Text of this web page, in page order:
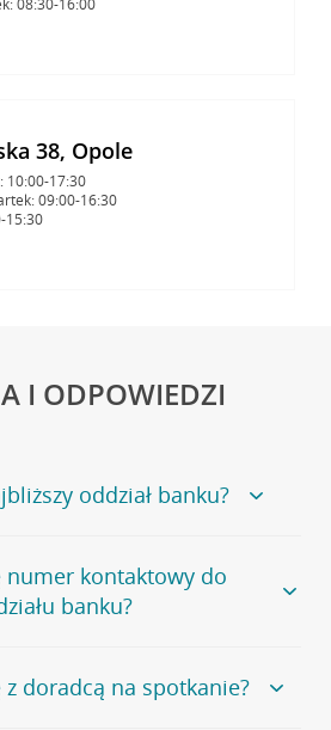
38, Opole
10:00-17:30
09:00-16:30
15:30
I ODPOWIEDZI
oddział banku?
naszego banku, zapraszamy na
, na której znajduje się
numer kontaktowy do
banku?
udostępnia ogólnego numeru
z doradcą na spotkanie?